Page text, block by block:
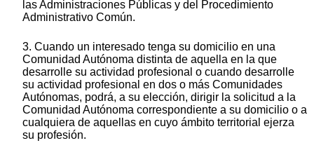
las Administraciones Públicas y del Procedimiento
Administrativo Común.
3. Cuando un interesado tenga su domicilio en una
Comunidad Autónoma distinta de aquella en la que
desarrolle su actividad profesional o cuando desarrolle
su actividad profesional en dos o más Comunidades
Autónomas, podrá, a su elección, dirigir la solicitud a la
Comunidad Autónoma correspondiente a su domicilio o a
cualquiera de aquellas en cuyo ámbito territorial ejerza
su profesión.